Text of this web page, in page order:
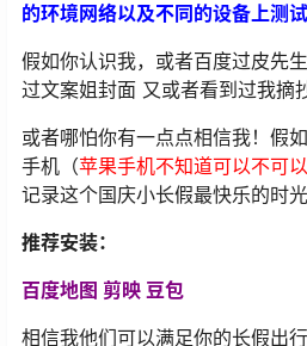
的环境网络以及不同的设备上测
假如你认识我，或者百度过皮先
过文案姐封面 又或者看到过我摘
或者哪怕你有一点点相信我！假
手机（苹果手机不知道可以不可以
记录这个国庆小长假最快乐的时光
推荐安装：
百度地图 剪映 豆包
相信我他们可以满足你的长假出